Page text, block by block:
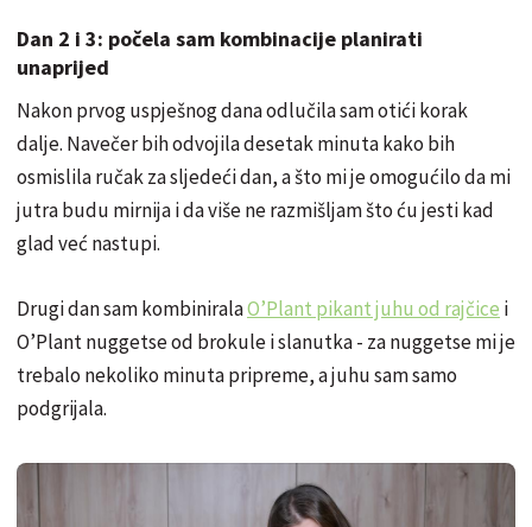
Dan 2 i 3: počela sam kombinacije planirati
unaprijed
Nakon prvog uspješnog dana odlučila sam otići korak
dalje. Navečer bih odvojila desetak minuta kako bih
osmislila ručak za sljedeći dan, a što mi je omogućilo da mi
jutra budu mirnija i da više ne razmišljam što ću jesti kad
glad već nastupi.
Drugi dan sam kombiniralaO’Plant pikant juhu od rajčice i
O’Plant nuggetse od brokule i slanutka - za nuggetse mi je
trebalo nekoliko minuta pripreme, a juhu sam samo
podgrijala.